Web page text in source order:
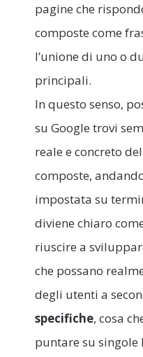
pagine che
composte come
l’unione di uno o
principali.
In questo senso,
su Google trovi
reale e concreto
composte,
impostata su
diviene chiaro
riuscire a
che possano
degli utenti a
specifiche, cosa
puntare su